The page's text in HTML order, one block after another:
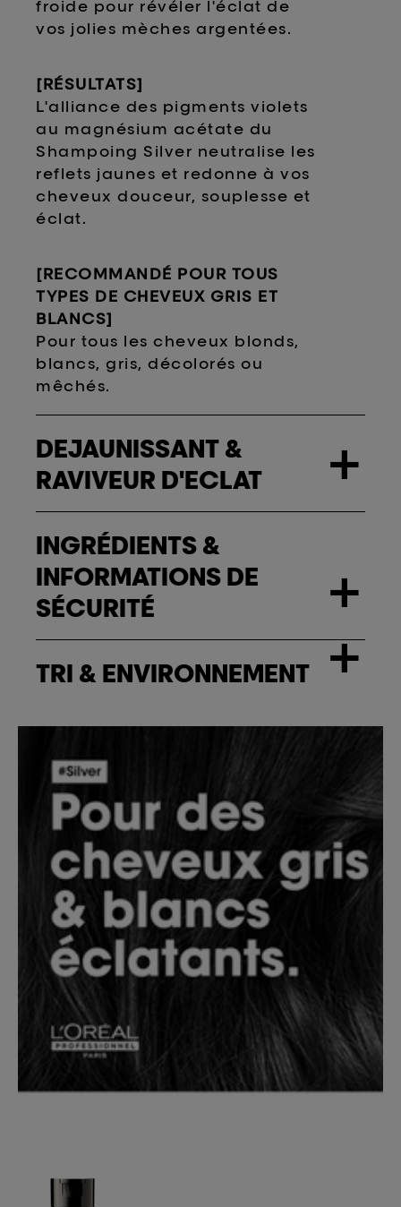
froide pour révéler l'éclat de
vos jolies mèches argentées.
[RÉSULTATS]
L'alliance des pigments violets
au magnésium acétate du
Shampoing Silver neutralise les
reflets jaunes et redonne à vos
cheveux douceur, souplesse et
éclat.
[RECOMMANDÉ POUR TOUS
TYPES DE CHEVEUX GRIS ET
BLANCS]
Pour tous les cheveux blonds,
blancs, gris, décolorés ou
mêchés.
DEJAUNISSANT &
RAVIVEUR D'ECLAT
+
INGRÉDIENTS &
INFORMATIONS DE
SÉCURITÉ
+
TRI & ENVIRONNEMENT +